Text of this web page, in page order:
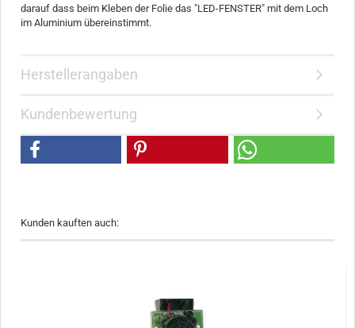
darauf dass beim Kleben der Folie das "LED-FENSTER" mit dem Loch
im Aluminium übereinstimmt.
Herstellerangaben
Kundenbewertung
Kunden kauften auch: